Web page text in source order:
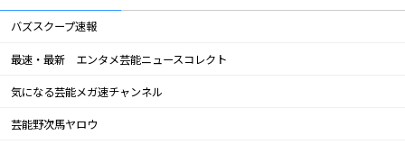
バズスクープ速報
最速・最新 エンタメ芸能ニュースコレクト
気になる芸能メガ速チャンネル
芸能野次馬ヤロウ